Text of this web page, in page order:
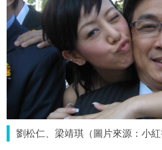
劉松仁、梁靖琪（圖片來源：小紅